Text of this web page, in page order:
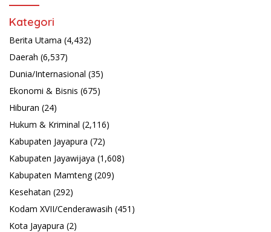
Kategori
Berita Utama (4,432)
Daerah (6,537)
Dunia/Internasional (35)
Ekonomi & Bisnis (675)
Hiburan (24)
Hukum & Kriminal (2,116)
Kabupaten Jayapura (72)
Kabupaten Jayawijaya (1,608)
Kabupaten Mamteng(209)
Kesehatan (292)
Kodam XVII/Cenderawasih (451)
Kota Jayapura (2)